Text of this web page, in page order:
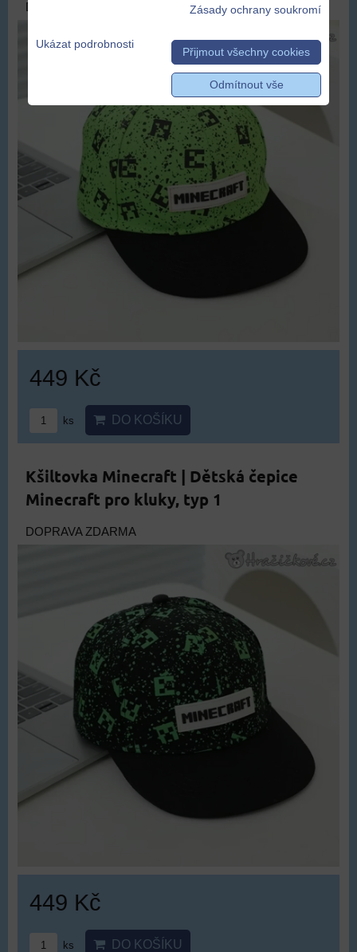
DOPRAVA ZDARMA
449 Kč
ks DO KOŠÍKU
Kšiltovka Minecraft | Dětská čepice
Minecraft pro kluky, typ 1
DOPRAVA ZDARMA
449 Kč
ks DO KOŠÍKU
Zásady ochrany soukromí
Ukázat podrobnosti
Přijmout všechny cookies
Odmítnout vše